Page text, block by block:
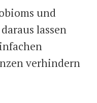
und
lassen
verhindern